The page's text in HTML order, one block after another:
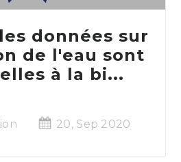
données sur
de l'eau sont
à la bi...
20, Sep 2020